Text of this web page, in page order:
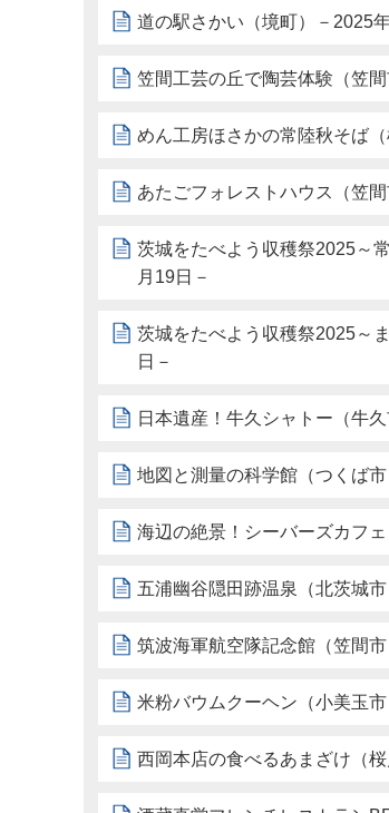
道の駅さかい（境町）－2025
笠間工芸の丘で陶芸体験（笠
めん工房ほさかの常陸秋そば
あたごフォレストハウス（笠
茨城をたべよう収穫祭2025～
月19日－
茨城をたべよう収穫祭2025～
日－
日本遺産！牛久シャトー（牛
地図と測量の科学館（つくば
海辺の絶景！シーバーズカフ
五浦幽谷隠田跡温泉（北茨城
筑波海軍航空隊記念館（笠間
米粉バウムクーヘン（小美玉
西岡本店の食べるあまざけ（